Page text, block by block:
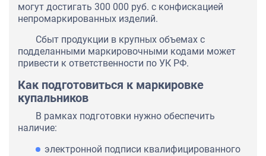
могут достигать 300 000 руб. с конфискацией
непромаркированных изделий.
Сбыт продукции в крупных объемах с
подделанными маркировочными кодами может
привести к ответственности по УК РФ.
Как подготовиться к маркировке
купальников
В рамках подготовки нужно обеспечить
наличие:
электронной подписи квалифицированного